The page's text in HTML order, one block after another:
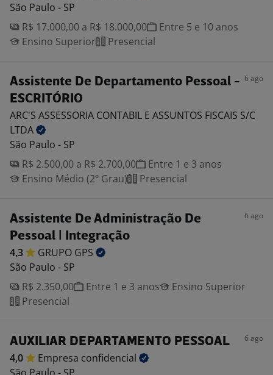
São Paulo - SP
R$ 17.000,00 a R$ 18.000,00
Entre 5 e 10 anos
Ensino Superior
Presencial
Assistente De Departamento Pessoal -
ESCRITÓRIO
6 ago
ARC'S ASSESSORIA CONTABIL E ASSUNTOS FISCAIS S/C
LTDA
São Paulo - SP
R$ 2.500,00 a R$ 2.700,00
Entre 1 e 3 anos
Ensino Médio (2º Grau)
Presencial
Assistente De Administração De
Pessoal | Integração
6 ago
4,3 GRUPO GPS
São Paulo - SP
R$ 2.350,00
Entre 1 e 3 anos
Ensino Superior
Presencial
AUXILIAR DEPARTAMENTO PESSOAL 6 ago
4,0 Empresa confidencial